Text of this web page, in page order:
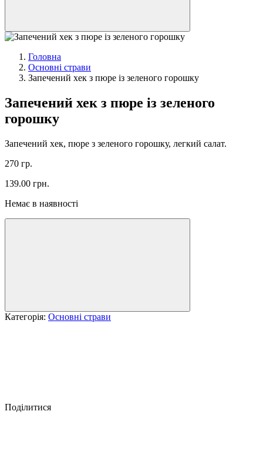
Головна
Основні страви
Запечений хек з пюре із зеленого горошку
Запечений хек з пюре із зеленого
горошку
Запечений хек, пюре з зеленого горошку, легкий салат.
270 гр.
139.00 грн.
Немає в наявності
Категорія: Основні страви
Поділитися